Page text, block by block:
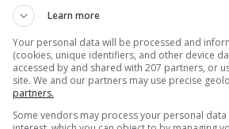
Arts et métiers de la mode
Cadres supérieurs
Learn more
Your personal data will be processed and
(cookies, unique identifiers, and other device
accessed by and shared with 207 partners, or
site. We and our partners may use precise
partners.
Some vendors may process your personal